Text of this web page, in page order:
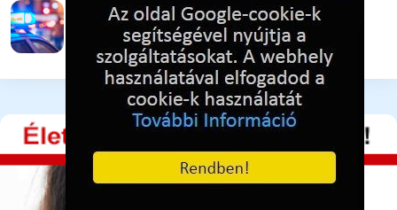
Egy mezőn találtak rá
4 napja ezelőtt 36